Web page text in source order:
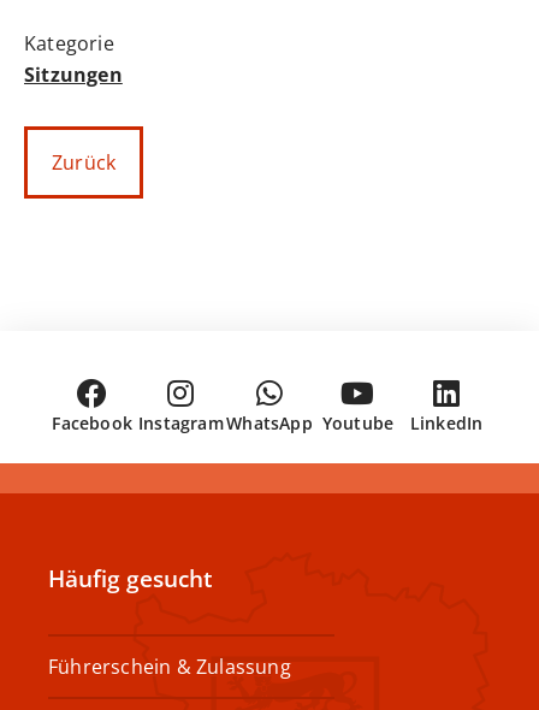
Sitzungen
Zurück
Facebook InstagramWhatsApp Youtube LinkedIn
Häufig gesucht
Führerschein & Zulassung